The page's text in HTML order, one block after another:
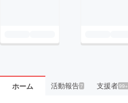
ホーム 活動報告7 支援者99+